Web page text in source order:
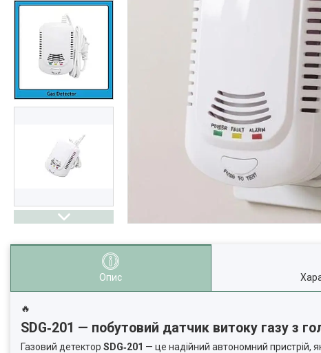
Опис
🔥
SDG‑201 — побутовий датчик витоку газу з
Газовий детектор SDG‑201 — це надійний автономний пристрій,